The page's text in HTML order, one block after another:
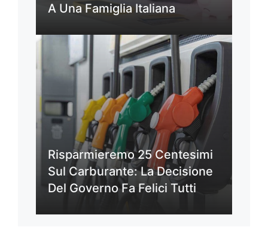
A Una Famiglia Italiana
Risparmieremo 25 Centesimi
Sul Carburante: La Decisione
Del Governo Fa Felici Tutti